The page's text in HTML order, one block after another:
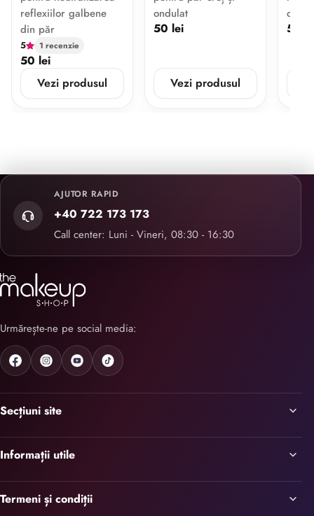
reflexiilor galbene
din păr
5 1 recenzie
50 lei
Vezi produsul
ondulat
50 lei
Vezi produsul
creț
51 lei
AJUTOR RAPID
+40 722 173 173
Call center: Luni - Vineri, 08:30 - 16:30
Urmărește-ne pe social media:
Secțiuni site
Informații utile
Termeni și condiții